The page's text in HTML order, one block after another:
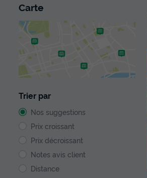
Carte
Trier par
Nos suggestions
Prix croissant
Prix décroissant
Notes avis client
Distance